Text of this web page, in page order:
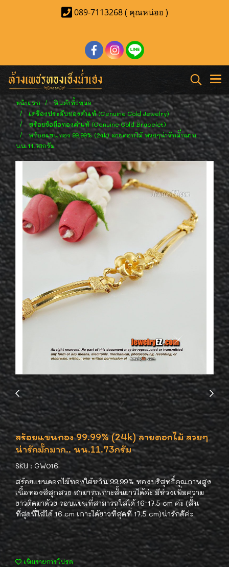
089-7113268 ( คุณหน่อย )
หน้าแรก
สินค้าทั้งหมด
เครื่องประดับทองคำแท้ (Genuine Gold Jewelry)
สร้อยข้อมือทองคำแท้ (Genuine Gold Bracelet)
สร้อยแขนทอง 99.99% (24k) ลายดอกไม้ สวยๆน่ารักมั๊กมาก..
นน.11.73กรัม
สร้อยแขนทอง 99.99% (24k) ลายดอกไม้ สวยๆ
น่ารักมั๊กมาก.. นน.11.73กรัม
SKU : GW016
สร้อยแขนดอกไม้ทองใต้หวัน 99.99% ทองบริสุทธิ์คุณภาพสูง
เนื้อทองสีสุกสวย สามารถเกาะสั้นยาวได้ค่ะ มีห่วงเพิ่มความ
ยาวติดมาด้วย รอบแขนที่สามารถใส่ได้ 16-17.5 cm ค่ะ (สั้น
ที่สุดที่ใส่ได้ 16 cm เกาะได้ยาวที่สุดที่ 17.5 cm)น่ารักดีค่ะ
เพิ่มรายการโปรด